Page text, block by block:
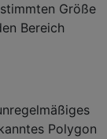
Größe
Bereich
Polygon